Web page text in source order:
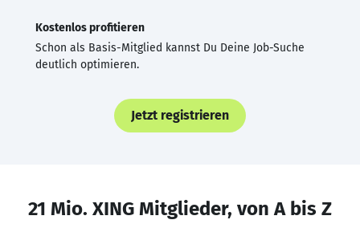
Kostenlos profitieren
Schon als Basis-Mitglied kannst Du Deine Job-Suche
deutlich optimieren.
Jetzt registrieren
21 Mio. XING Mitglieder, von A bis Z